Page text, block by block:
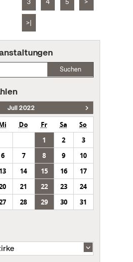
>|
Suchen
Juli 2022
Do Fr Sa
So
1
2
3
6 7 8 9
10
13 14 15 16
17
21 22 23
24
28 29 30 31